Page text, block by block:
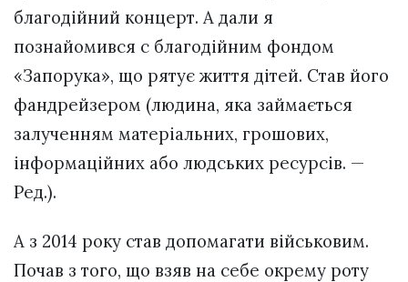
благодійний концерт. А дали я
познайомився с благодійним фондом
«Запорука», що рятує життя дітей. Став його
фандрейзером (людина, яка займається
залученням матеріальних, грошових,
інформаційних або людських ресурсів. —
Ред.).
А з 2014 року став допомагати військовим.
Почав з того, що взяв на себе окрему роту